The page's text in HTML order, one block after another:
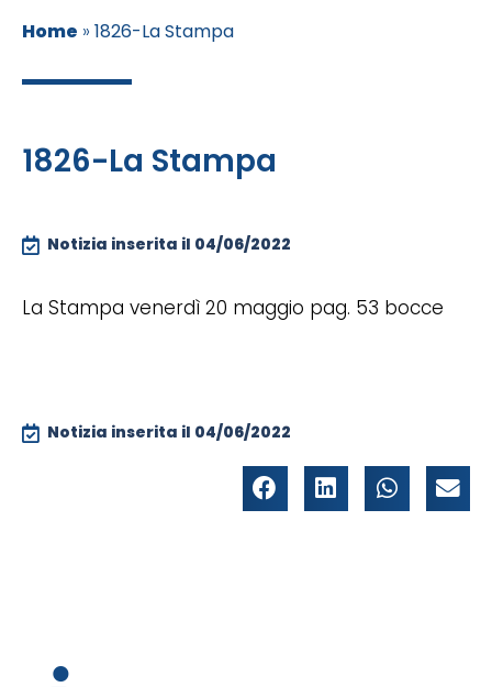
Home » 1826-La Stampa
1826-La Stampa
Notizia inserita il 04/06/2022
La Stampa venerdì 20 maggio pag. 53 bocce
Notizia inserita il 04/06/2022